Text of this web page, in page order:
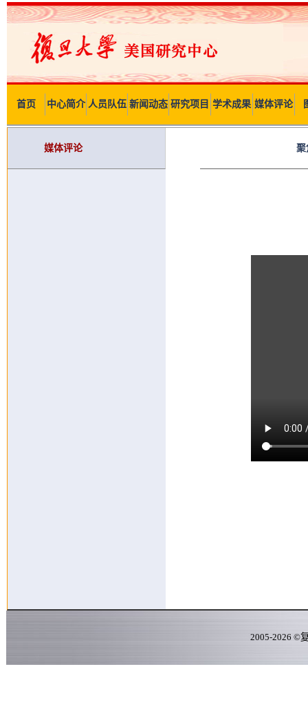
首页 中心简介 人员队伍 新闻动态 研究项目 学术成果 媒体评论
媒体评论 聚
2005-2026 ©